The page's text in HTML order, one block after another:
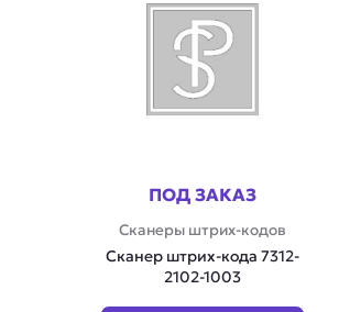
ПОД ЗАКАЗ
Сканеры штрих-кодов
Сканер штрих-кода 7312-
2102-1003